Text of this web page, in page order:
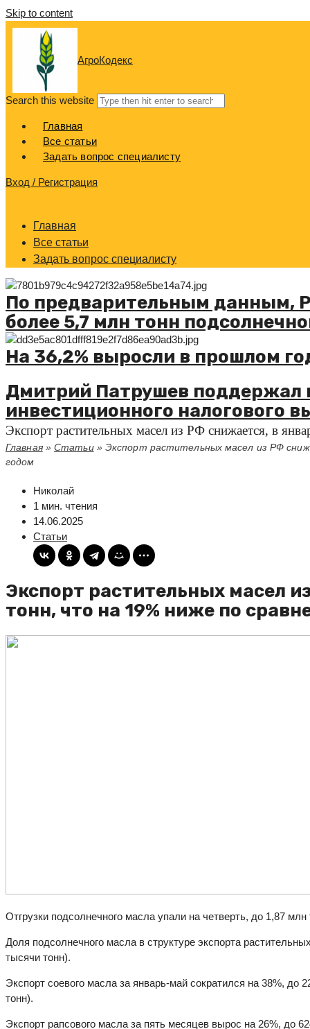
Skip to content
АгроКодекс
Search this website
Главная
Все статьи
Задать вопрос специалисту
Вход / Регистрация
Главная
Все статьи
Задать вопрос специалисту
По предварительным данным,
более 5,7 млн тонн
На 36,2% выросли в прошлом
Дмитрий Патрушев поддержал
инвестиционного налогового
Экспорт растительных масел из РФ снижается, в
Главная»Статьи» Экспорт растительных масел из РФ
годом
Николай
1 мин. чтения
14.06.2025
Статьи
Экспорт растительных масел
тонн, что на 19% ниже по
Отгрузки подсолнечного масла упали на четверть, до 1,87
Доля подсолнечного масла в структуре экспорта
тысячи тонн).
Экспорт соевого масла за январь-май сократился на 38%,
тонн).
Экспорт рапсового масла за пять месяцев вырос на 26%, до